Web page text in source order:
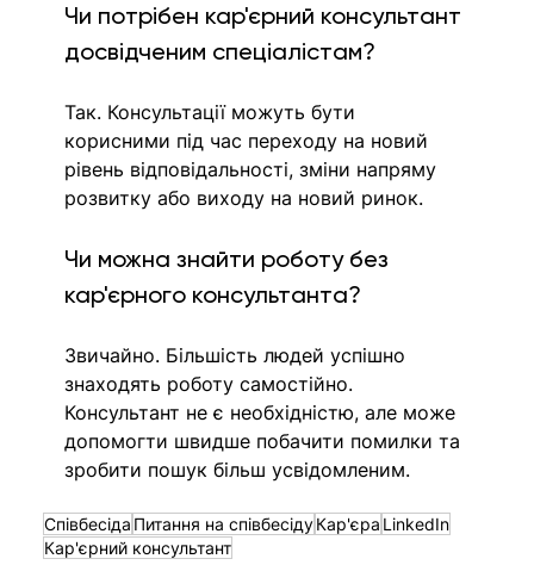
Чи потрібен кар'єрний консультант
досвідченим спеціалістам?
Так. Консультації можуть бути
корисними під час переходу на новий
рівень відповідальності, зміни напряму
розвитку або виходу на новий ринок.
Чи можна знайти роботу без
кар'єрного консультанта?
Звичайно. Більшість людей успішно
знаходять роботу самостійно.
Консультант не є необхідністю, але може
допомогти швидше побачити помилки та
зробити пошук більш усвідомленим.
Співбесіда Питання на співбесідуКар'єра LinkedIn
Кар'єрний консультант